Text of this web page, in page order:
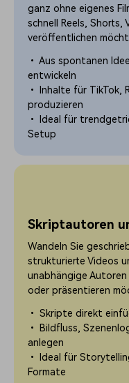
ganz ohne eigenes
schnell Reels,
veröffentlichen
• Aus spontanen
entwickeln
• Inhalte für TikTok,
produzieren
• Ideal für
Setup
Skriptautoren
Wandeln Sie
strukturierte Videos
unabhängige
oder präsentieren
• Skripte direkt
• Bildfluss,
anlegen
• Ideal für
Formate